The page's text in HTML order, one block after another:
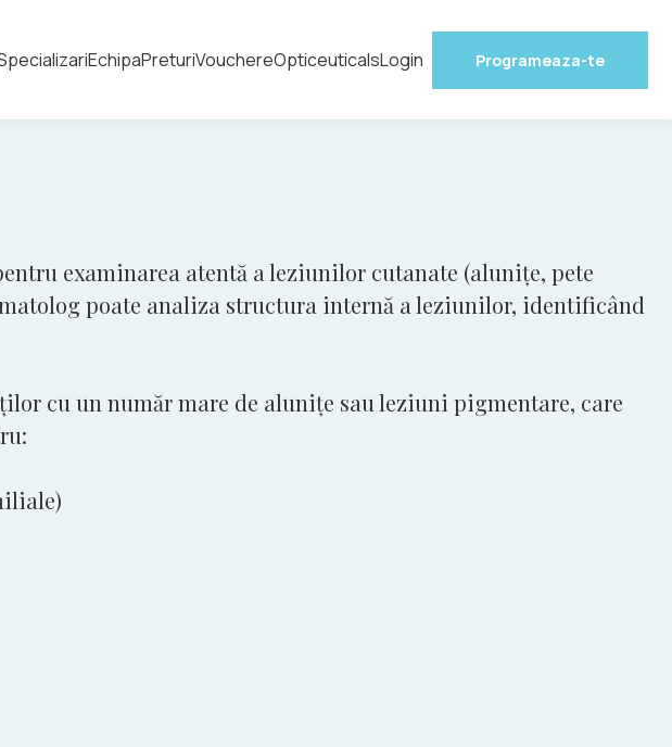
EchipaPreturiVouchereOpticeuticalsLogin Programeaza-te
examinarea atentă a leziunilor cutanate (alunițe, pete
poate analiza structura internă a leziunilor, identificând
cu un număr mare de alunițe sau leziuni pigmentare, care